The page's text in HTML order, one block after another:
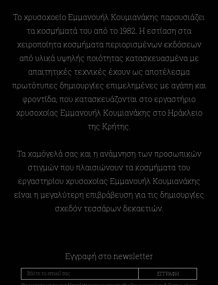
Το χρυσοχοείο Εμμανουήλ Κουμιανάκης παρουσιάζει
τα κοσμήματά του από το 1982. Η εστίαση στα
χειροποίητα κοσμήματα περιορισμένων εκδόσεων
από υλικά υψηλής ποιότητας κατασκευασμένα με
απαιτητικές τεχνικές έχουν ως αποτέλεσμα
πρωτότυπες δημιουργίες επιμελημένες με αγάπη και
φροντίδα, που κατασκευάζονται στο εργαστήριο
χρυσοχοίας Εμμανουήλ Κουμιανάκης στο Ηράκλειο
της Κρήτης.
Τα χαμόγελά σας και η ανάμνηση των προσωπικών
στιγμών που πλαισιώνουν τα κοσμήματα του
εργαστηρίου χρυσοχοίας Εμμανουήλ Κουμιανάκης
είναι η μεγαλύτερη επιβράβευση για τις δημιουργίες
σχεδόν τεσσάρων δεκαετιών.
Εγγραφή στο newsletter
ΕΓΓΡΑΦΗ